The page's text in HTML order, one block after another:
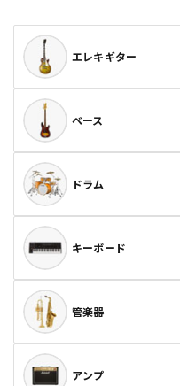
エレキギター
ベース
ドラム
キーボード
管楽器
アンプ